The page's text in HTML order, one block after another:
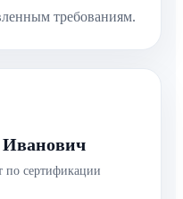
требованиям.
по сертификации